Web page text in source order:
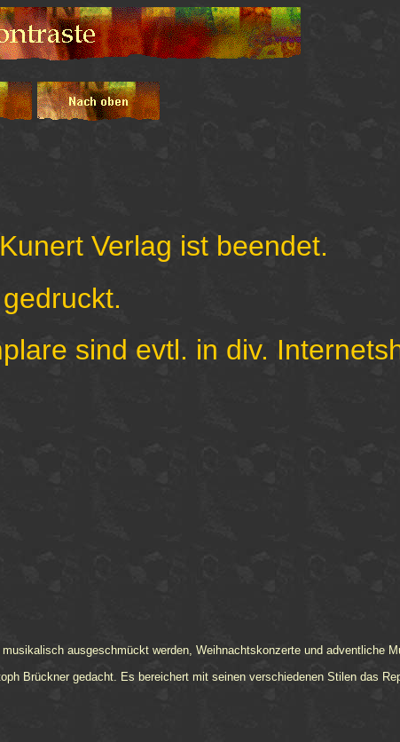
Verlag ist beendet.
sind evtl. in div.
ausgeschmückt werden, Weihnachtskonzerte und adventliche
Brückner gedacht. Es bereichert mit seinen verschiedenen Stilen das